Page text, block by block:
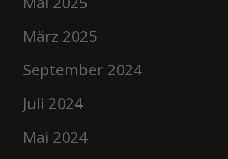
März 2025
September 2024
Juli 2024
Mai 2024